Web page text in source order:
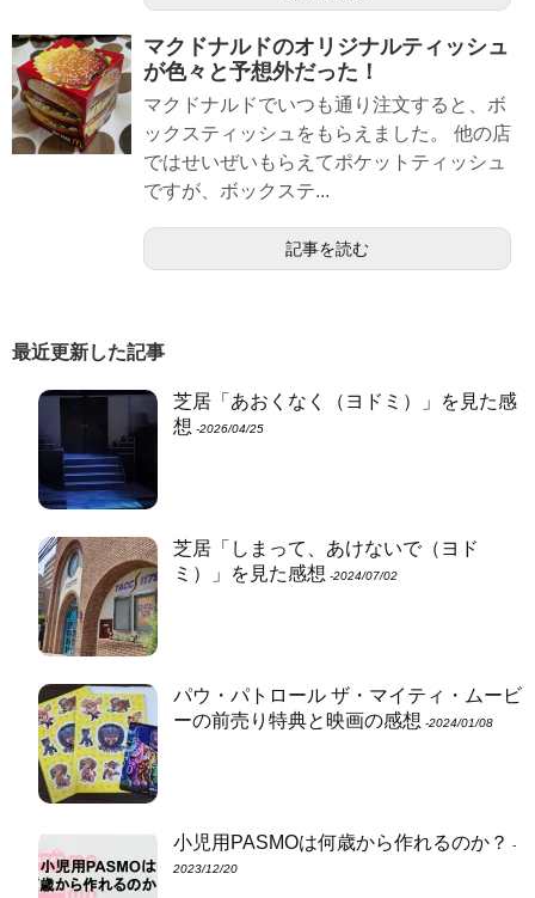
マクドナルドのオリジナルティッシュ
が色々と予想外だった！
マクドナルドでいつも通り注文すると、ボ
ックスティッシュをもらえました。 他の店
ではせいぜいもらえてポケットティッシュ
ですが、ボックステ...
記事を読む
最近更新した記事
芝居「あおくなく（ヨドミ）」を見た感
想 ‐2026/04/25
芝居「しまって、あけないで（ヨド
ミ）」を見た感想 ‐2024/07/02
パウ・パトロール ザ・マイティ・ムービ
ーの前売り特典と映画の感想 ‐2024/01/08
小児用PASMOは何歳から作れるのか？
‐
2023/12/20